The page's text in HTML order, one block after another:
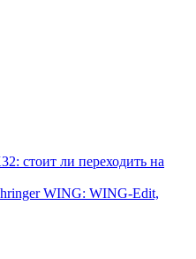
стоит ли переходить на
WING: WING-Edit,